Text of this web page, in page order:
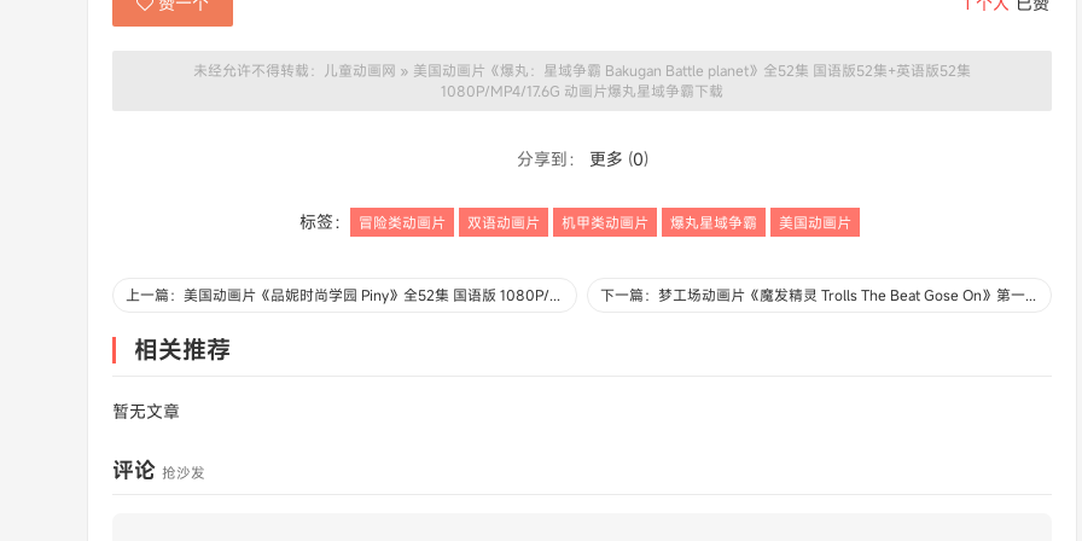
未经允许不得转载： 儿童动画网 » 美国动画片《爆丸：星域争霸 Bakugan Battle planet》全52集 国语版52集+英语版52集
1080P/MP4/17.6G 动画片爆丸星域争霸下载
分享到： 更多 (0)
标签： 冒险类动画片 双语动画片 机甲类动画片 爆丸星域争霸 美国动画片
上一篇：美国动画片《品妮时尚学园 Piny》全52集 国语版 1080P/MP4/6.09G 动画片品妮时尚学园下载 下一篇：梦工场动画片《魔发精灵 Trolls The Beat Gose On》第一季全26集 国语版 1080P/MP4/6.53G 动画片魔发精灵下载
相关推荐
暂无文章
评论 抢沙发